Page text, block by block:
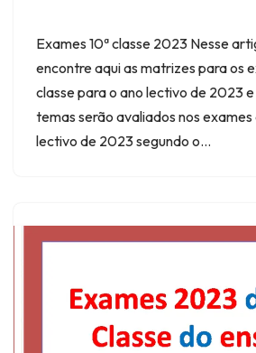
Exames 10ª classe 2023 Nesse
encontre aqui as matrizes para os
classe para o ano lectivo de 2023
temas serão avaliados nos exames
lectivo de 2023 segundo o…